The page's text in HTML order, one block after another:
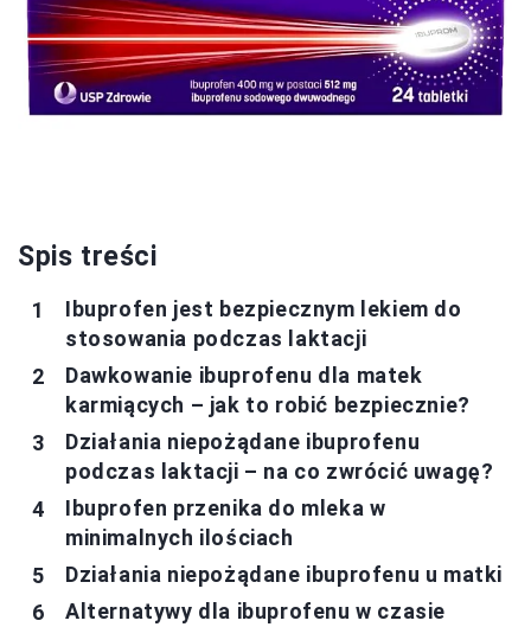
Spis treści
Ibuprofen jest bezpiecznym lekiem do
stosowania podczas laktacji
Dawkowanie ibuprofenu dla matek
karmiących – jak to robić bezpiecznie?
Działania niepożądane ibuprofenu
podczas laktacji – na co zwrócić uwagę?
Ibuprofen przenika do mleka w
minimalnych ilościach
Działania niepożądane ibuprofenu u matki
Alternatywy dla ibuprofenu w czasie